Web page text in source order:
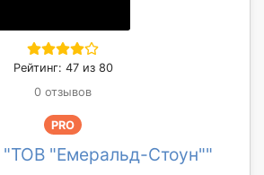
Рейтинг: 47 из 80
0 отзывов
PRO
"ТОВ "Емеральд-Стоун""